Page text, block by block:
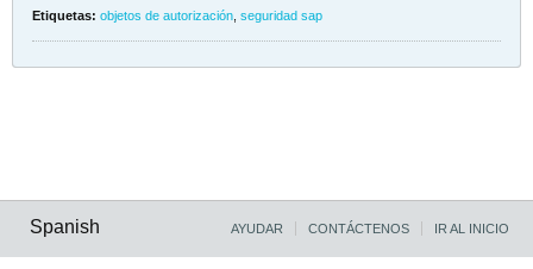
Etiquetas: objetos de autorización seguridad sap
Spanish AYUDAR CONTÁCTENOS IR AL INICIO